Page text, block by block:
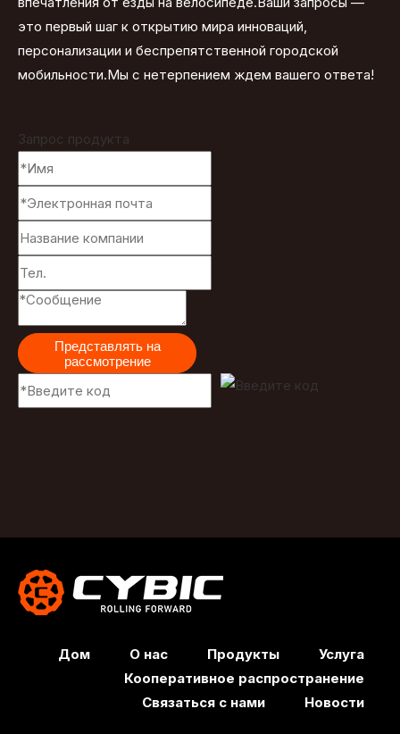
это первый шаг к открытию мира инноваций,
персонализации и беспрепятственной городской
мобильности.Мы с нетерпением ждем вашего ответа!
Запрос продукта
Представлять на
рассмотрение
Дом О нас Продукты
Услуга
Кооперативное распространение
Связаться с нами
Новости